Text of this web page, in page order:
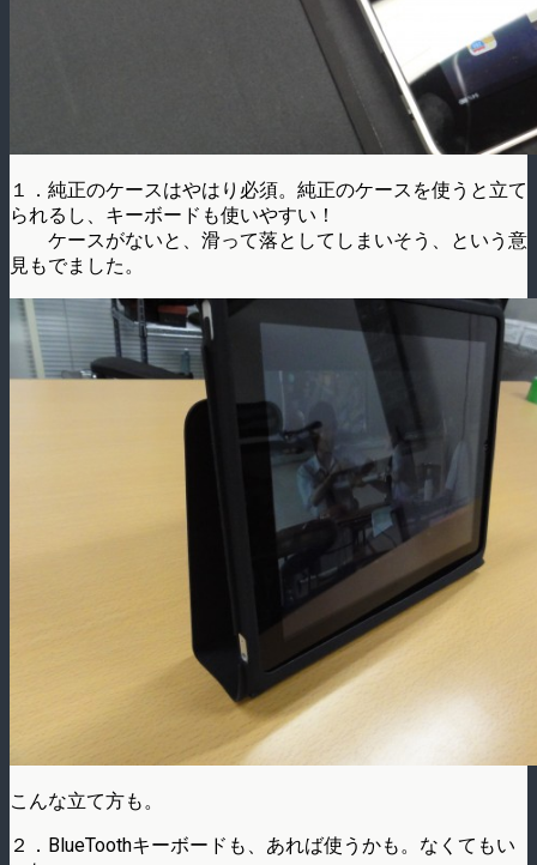
１．純正のケースはやはり必須。純正のケースを使うと立て
られるし、キーボードも使いやすい！
ケースがないと、滑って落としてしまいそう、という意
見もでました。
こんな立て方も。
２．BlueToothキーボードも、あれば使うかも。なくてもい